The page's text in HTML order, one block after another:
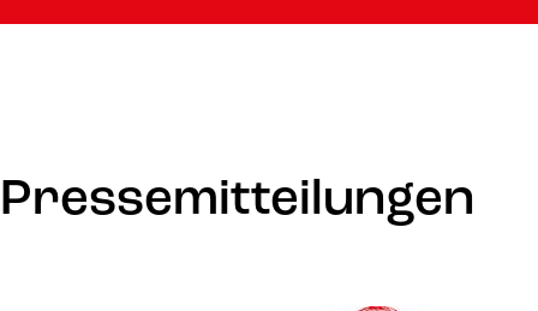
Pressemitteilungen